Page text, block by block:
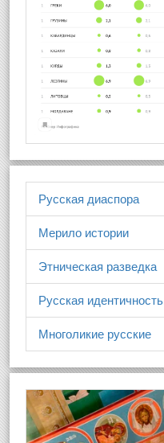
Русская диаспора
Мерило истории
Этническая разведка
Русская идентичность
Многоликие русские